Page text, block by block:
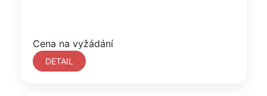
Cena na vyžádání
DETAIL